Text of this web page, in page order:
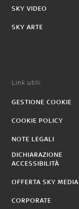
SKY VIDEO
SKY ARTE
Link utili:
GESTIONE COOKIE
COOKIE POLICY
NOTE LEGALI
DICHIARAZIONE
ACCESSIBILITÀ
OFFERTA SKY MEDIA
CORPORATE